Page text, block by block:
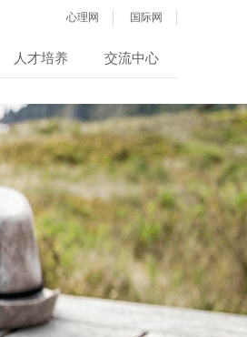
心理网 国际网
人才培养 交流中心